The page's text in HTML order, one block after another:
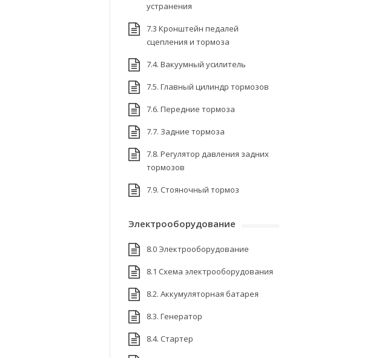
устранения
7.3 Кронштейн педалей
сцепления и тормоза
7.4. Вакуумный усилитель
7.5. Главный цилиндр тормозов
7.6. Передние тормоза
7.7. Задние тормоза
7.8. Регулятор давления задних
тормозов
7.9. Стояночный тормоз
Электрооборудование
8.0 Электрооборудование
8.1 Схема электрооборудования
8.2. Аккумуляторная батарея
8.3. Генератор
8.4. Стартер